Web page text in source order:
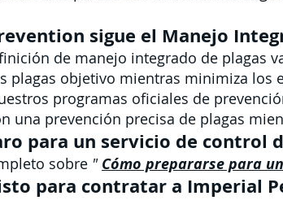
sigue el Manejo
de manejo integrado de plagas
plagas objetivo mientras minimiza los
programas oficiales de
una prevención precisa de plagas
para un servicio de control
sobre " Cómo prepararse para
para contratar a Imperial